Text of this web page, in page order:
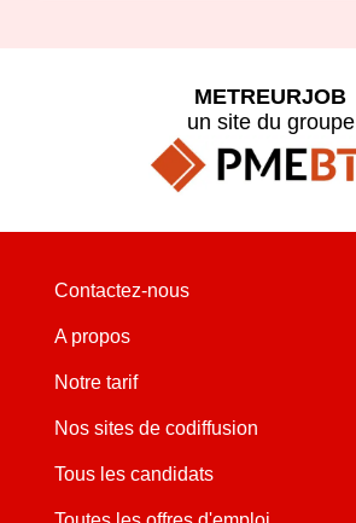
METREURJOB
un site du groupe
Contactez-nous
A propos
Notre tarif
Nos sites de codiffusion
Tous les candidats